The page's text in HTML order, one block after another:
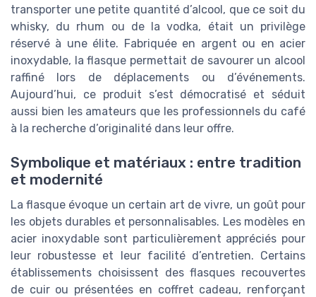
transporter une petite quantité d’alcool, que ce soit du
whisky, du rhum ou de la vodka, était un privilège
réservé à une élite. Fabriquée en argent ou en acier
inoxydable, la flasque permettait de savourer un alcool
raffiné lors de déplacements ou d’événements.
Aujourd’hui, ce produit s’est démocratisé et séduit
aussi bien les amateurs que les professionnels du café
à la recherche d’originalité dans leur offre.
Symbolique et matériaux : entre tradition
et modernité
La flasque évoque un certain art de vivre, un goût pour
les objets durables et personnalisables. Les modèles en
acier inoxydable sont particulièrement appréciés pour
leur robustesse et leur facilité d’entretien. Certains
établissements choisissent des flasques recouvertes
de cuir ou présentées en coffret cadeau, renforçant